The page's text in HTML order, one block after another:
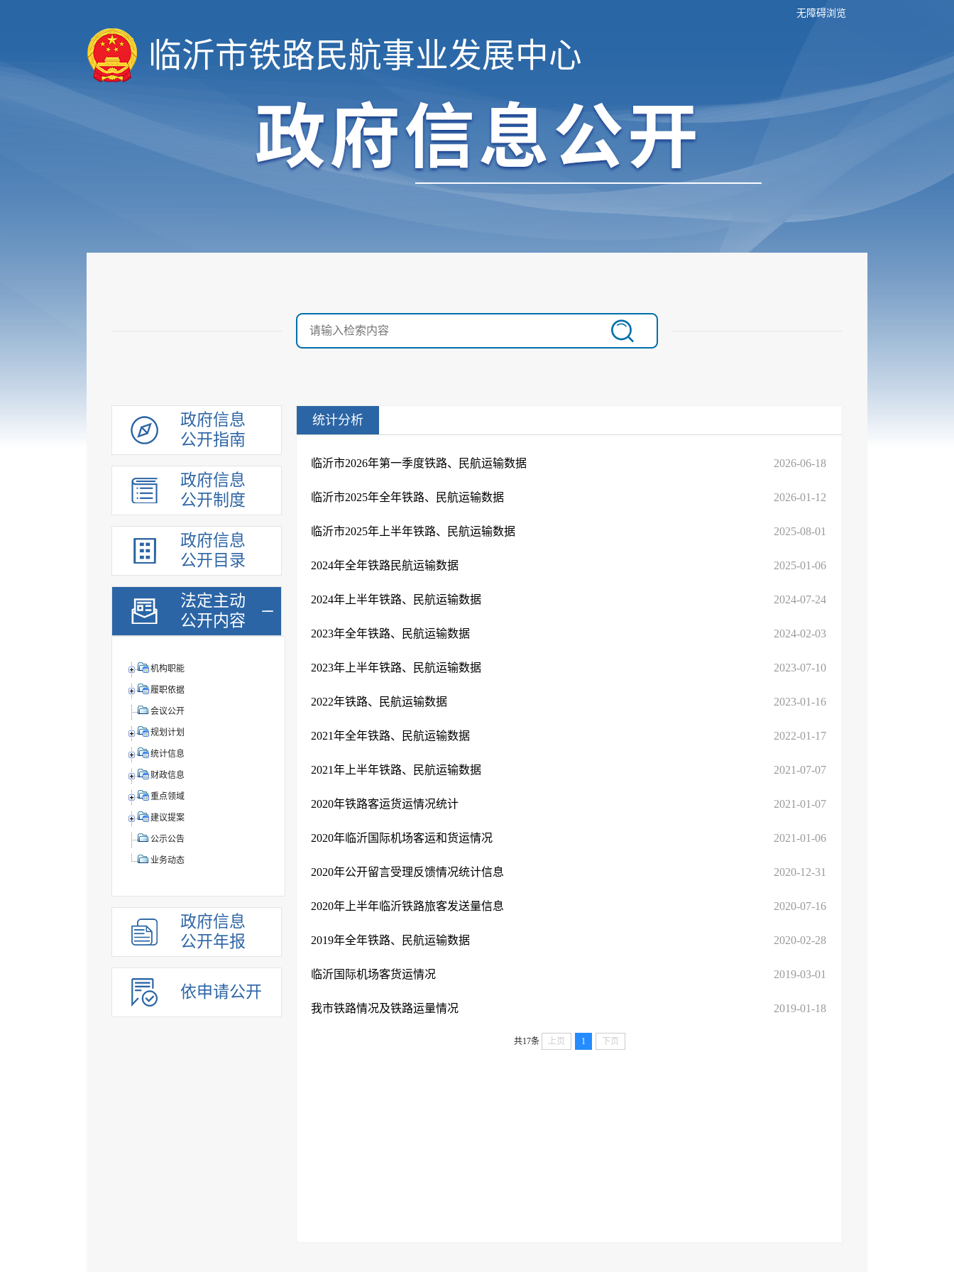
无障碍浏览
临沂市铁路民航事业发展中心
政府信息
公开指南
政府信息
公开制度
政府信息
公开目录
法定主动
公开内容
机构职能
履职依据
会议公开
规划计划
统计信息
财政信息
重点领域
建议提案
公示公告
业务动态
政府信息
公开年报
依申请公开
统计分析
临沂市2026年第一季度铁路、民航运输数据 2026-06-18
临沂市2025年全年铁路、民航运输数据 2026-01-12
临沂市2025年上半年铁路、民航运输数据 2025-08-01
2024年全年铁路民航运输数据 2025-01-06
2024年上半年铁路、民航运输数据 2024-07-24
2023年全年铁路、民航运输数据 2024-02-03
2023年上半年铁路、民航运输数据 2023-07-10
2022年铁路、民航运输数据 2023-01-16
2021年全年铁路、民航运输数据 2022-01-17
2021年上半年铁路、民航运输数据 2021-07-07
2020年铁路客运货运情况统计 2021-01-07
2020年临沂国际机场客运和货运情况 2021-01-06
2020年公开留言受理反馈情况统计信息 2020-12-31
2020年上半年临沂铁路旅客发送量信息 2020-07-16
2019年全年铁路、民航运输数据 2020-02-28
临沂国际机场客货运情况 2019-03-01
我市铁路情况及铁路运量情况 2019-01-18
共17条 上页 1 下页